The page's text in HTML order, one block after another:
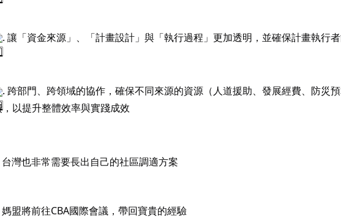
. 讓「資金來源」、「計畫設計」與「執行過程」更加透明，並確保計畫執行者
. 跨部門、跨領域的協作，確保不同來源的資源（人道援助、發展經費、防災
，以提升整體效率與實踐成效
台灣也非常需要長出自己的社區調適方案
媽盟將前往CBA國際會議，帶回寶貴的經驗